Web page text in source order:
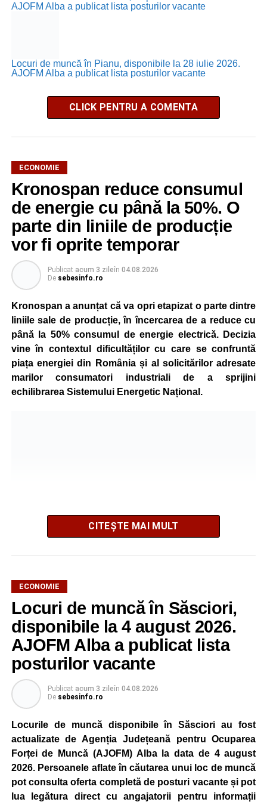
AJOFM Alba a publicat lista posturilor vacante
Locuri de muncă în Pianu, disponibile la 28 iulie 2026.
AJOFM Alba a publicat lista posturilor vacante
CLICK PENTRU A COMENTA
ECONOMIE
Kronospan reduce consumul
de energie cu până la 50%. O
parte din liniile de producție
vor fi oprite temporar
Publicat acum 3 zileîn 04.08.2026
De sebesinfo.ro
Kronospan a anunțat că va opri etapizat o parte dintre
liniile sale de producție, în încercarea de a reduce cu
până la 50% consumul de energie electrică. Decizia
vine în contextul dificultăților cu care se confruntă
piața energiei din România și al solicitărilor adresate
marilor consumatori industriali de a sprijini
echilibrarea Sistemului Energetic Național.
Potrivit unui comunicat al companiei, măsura va fi aplicată
gradual, în funcție de necesitățile sistemului energetic.
Reprezentanții Kronospan precizează că evoluția situației
este monitorizată permanent, iar activitatea va reveni la
capacitate normală imediat ce condițiile vor permite.
Compania dă asigurări că oprirea temporară a unor linii
de producție nu va afecta livrările către clienți.
Kronospan se numără printre cei mai mari consumatori de
energie electrică din România. O parte din necesarul
energetic este acoperită prin producția proprie de energie,
realizată cu ajutorul panourilor fotovoltaice și al unităților
de cogenerare.
Reprezentanții companiei afirmă că vor continua
CITEȘTE MAI MULT
ECONOMIE
Locuri de muncă în Săsciori,
disponibile la 4 august 2026.
AJOFM Alba a publicat lista
posturilor vacante
Publicat acum 3 zileîn 04.08.2026
De sebesinfo.ro
Locurile de muncă disponibile în Săsciori au fost
actualizate de Agenția Județeană pentru Ocuparea
Forței de Muncă (AJOFM) Alba la data de 4 august
2026. Persoanele aflate în căutarea unui loc de muncă
pot consulta oferta completă de posturi vacante și pot
lua legătura direct cu angajatorii pentru informații